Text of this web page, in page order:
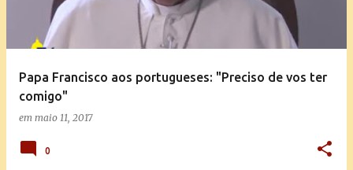
Papa Francisco aos portugueses: "Preciso de vos ter
comigo"
em maio 11, 2017
0